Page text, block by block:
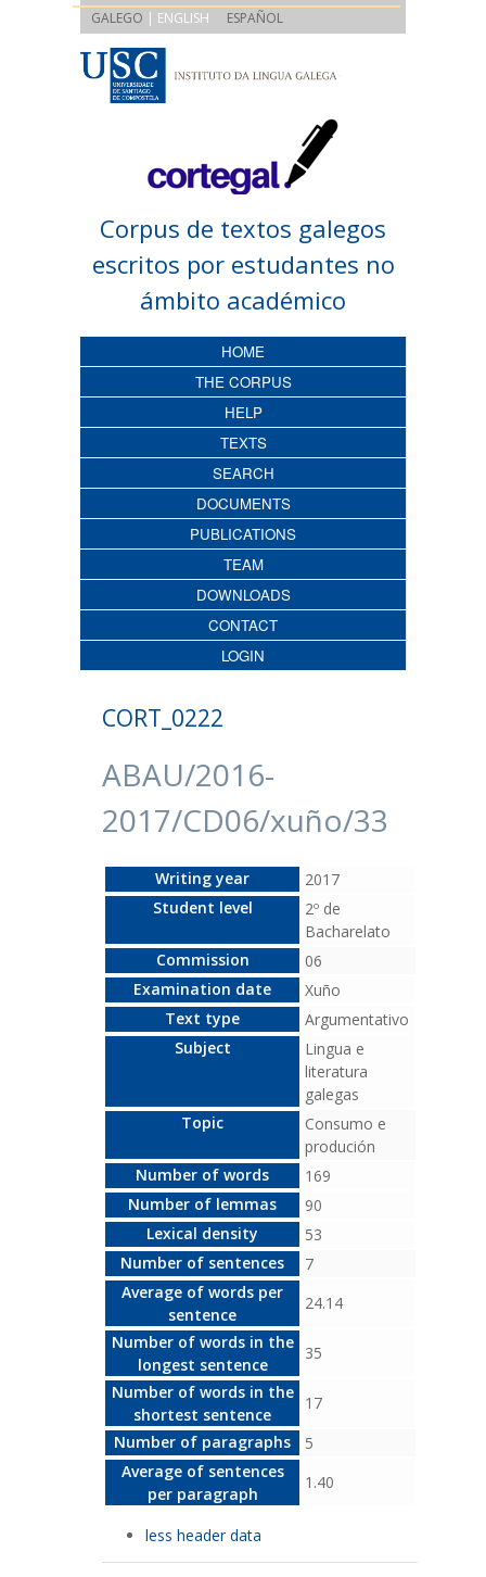
GALEGO | ENGLISH ESPAÑOL
Corpus de textos galegos
escritos por estudantes no
ámbito académico
HOME
THE CORPUS
HELP
TEXTS
SEARCH
DOCUMENTS
PUBLICATIONS
TEAM
DOWNLOADS
CONTACT
LOGIN
CORT_0222
ABAU/2016-
2017/CD06/xuño/33
Writing year
2017
Student level
2º de
Bacharelato
Commission
06
Examination date
Xuño
Text type
Argumentativo
Subject
Lingua e
literatura
galegas
Topic
Consumo e
produción
Number of words
169
Number of lemmas
90
Lexical density
53
Number of sentences
7
Average of words per
sentence
24.14
Number of words in the
longest sentence
35
Number of words in the
shortest sentence
17
Number of paragraphs
5
Average of sentences
per paragraph
1.40
less header data